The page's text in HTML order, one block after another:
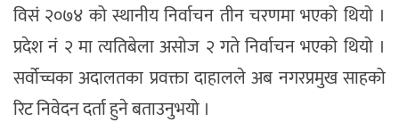
विसं २०७४ को स्थानीय निर्वाचन तीन चरणमा भएको थियो ।
प्रदेश नं २ मा त्यतिबेला असोज २ गते निर्वाचन भएको थियो ।
सर्वोच्चका अदालतका प्रवक्ता दाहालले अब नगरप्रमुख साहको
रिट निवेदन दर्ता हुने बताउनुभयो ।